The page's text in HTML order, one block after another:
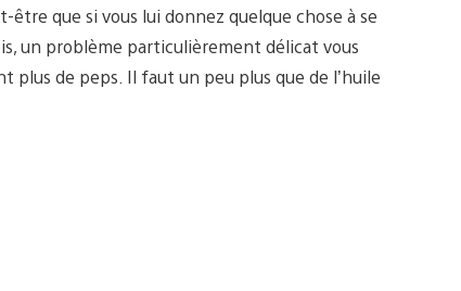
que si vous lui donnez quelque chose à se
un problème particulièrement délicat vous
plus de peps. Il faut un peu plus que de l’huile